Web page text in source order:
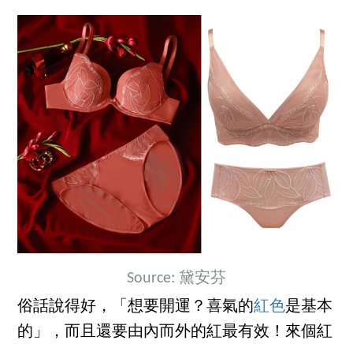
Source: 黛安芬
俗話說得好，「想要開運？喜氣的紅色是基本
的」，而且還要由內而外的紅最有效！來個紅